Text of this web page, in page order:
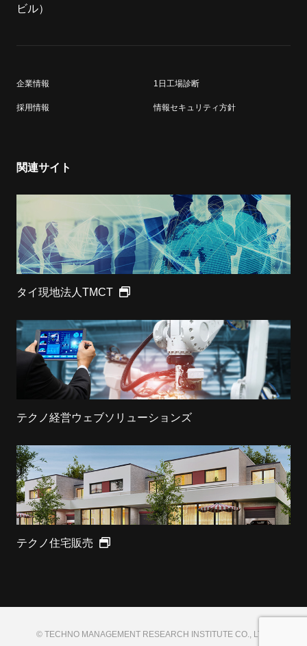
ビル）
企業情報 1日工場診断
採用情報 情報セキュリティ方針
関連サイト
タイ現地法人TMCT
テクノ経営ウェブソリューションズ
テクノ住宅販売
© TECHNO MANAGEMENT RESEARCH INSTITUTE CO., LTD.